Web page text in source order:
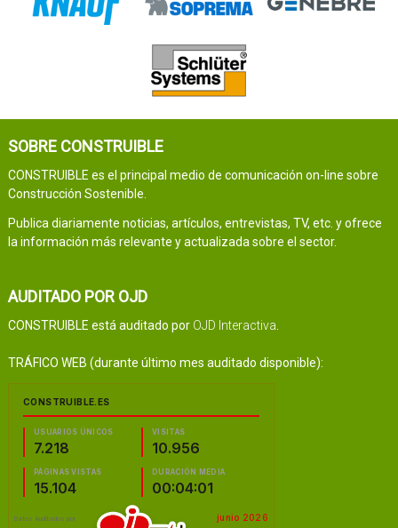
SOBRE CONSTRUIBLE
CONSTRUIBLE es el principal medio de comunicación on-line sobre
Construcción Sostenible.
Publica diariamente noticias, artículos, entrevistas, TV, etc. y ofrece
la información más relevante y actualizada sobre el sector.
AUDITADO POR OJD
CONSTRUIBLE está auditado por OJD Interactiva.
TRÁFICO WEB (durante último mes auditado disponible):